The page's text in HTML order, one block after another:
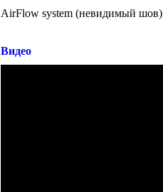
AirFlow system (невидимый шов)
Видео